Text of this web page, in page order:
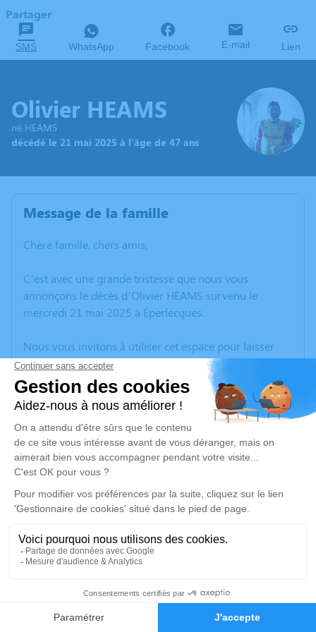
Faire-part Hommages
Partager
SMS WhatsApp Facebook E-mail Lien
Olivier HEAMS
né HEAMS
décédé le 21 mai 2025 à l'âge de 47 ans
Message de la famille
Chère famille, chers amis,
C’est avec une grande tristesse que nous vous
annonçons le décès d’Olivier HEAMS survenu le
mercredi 21 mai 2025 à Éperlecques.
Nous vous invitons à utiliser cet espace pour laisser
vos condoléances, partager des photos souvenirs, une
anecdote ou exprimer vos pensées à travers des
poèmes ou des textes. Cet endroit est un lieu
d'expression dédié à honorer la mémoire d’Olivier
HEAMS.
Un service de plantation d’arbre hommage est
disponible ici.
Je rends hommage
Cérémonie religieuse
Église Saint Léger de Éperlecques
62910 Éperlecques